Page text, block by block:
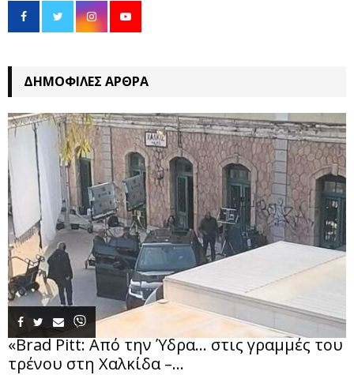
ΔΗΜΟΦΙΛΈΣ ΆΡΘΡΑ
«Brad Pitt: Από την Ύδρα… στις γραμμές του
τρένου στη Χαλκίδα –...